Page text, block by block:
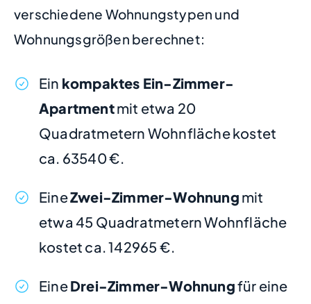
verschiedene Wohnungstypen und
Wohnungsgrößen berechnet:
Ein kompaktes Ein-Zimmer-
Apartmentmit etwa 20
Quadratmetern Wohnfläche kostet
ca. 63540 €.
EineZwei-Zimmer-Wohnung mit
etwa 45 Quadratmetern Wohnfläche
kostet ca. 142965 €.
EineDrei-Zimmer-Wohnungfür eine